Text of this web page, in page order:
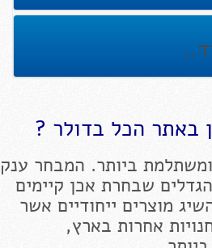
באתר הכל בדולר ?
ביותר. המבחר ענק
שבחרת אכן קיימים
מוצרים ייחודיים אשר
אחרות בארץ,